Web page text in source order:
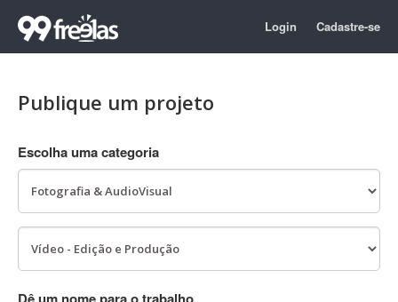
Login Cadastre-se
Publique um projeto
Escolha uma categoria